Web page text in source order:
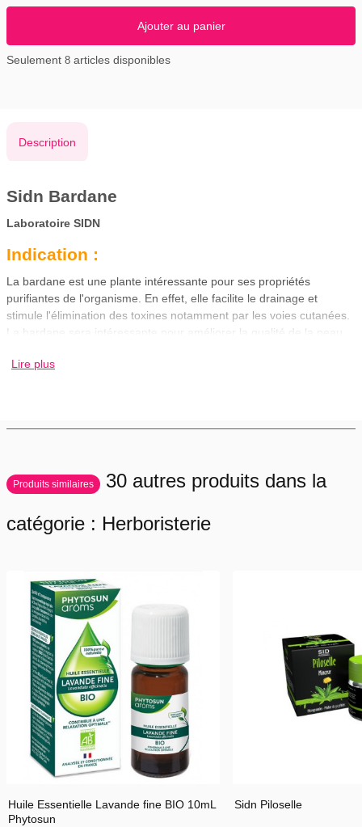
Ajouter au panier
Seulement 8 articles disponibles
Description
Sidn Bardane
Laboratoire SIDN
Indication :
La bardane est une plante intéressante pour ses propriétés
purifiantes de l'organisme. En effet, elle facilite le drainage et
stimule l'élimination des toxines notamment par les voies cutanées.
La bardane sera intéressante pour améliorer la qualité de la peau.
1 à 2 gélules par jour à avaler avec un grand verre d'eau en dehors
un mode de vie sain.
Bardane 'Arctium lappa' (200 mg d'extrait de racine titré à 1,8 % en
polyphénols).
Boîtage:
Boîte de 30 gélules microgranules
Lire plus
Produits similaires
30 autres produits dans la
catégorie : Herboristerie
Huile Essentielle Lavande fine BIO 10mL
Phytosun
Sidn Piloselle